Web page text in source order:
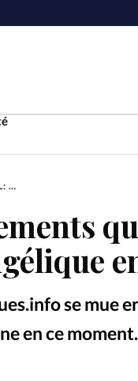
Laicité
ACTUEL: LES ÉVÉNEMENTS QUI FONT L’ACTUALITÉ PROTESTANTE ÉVANGÉLIQUE EN CE MOMENT
se mue
en ce moment.